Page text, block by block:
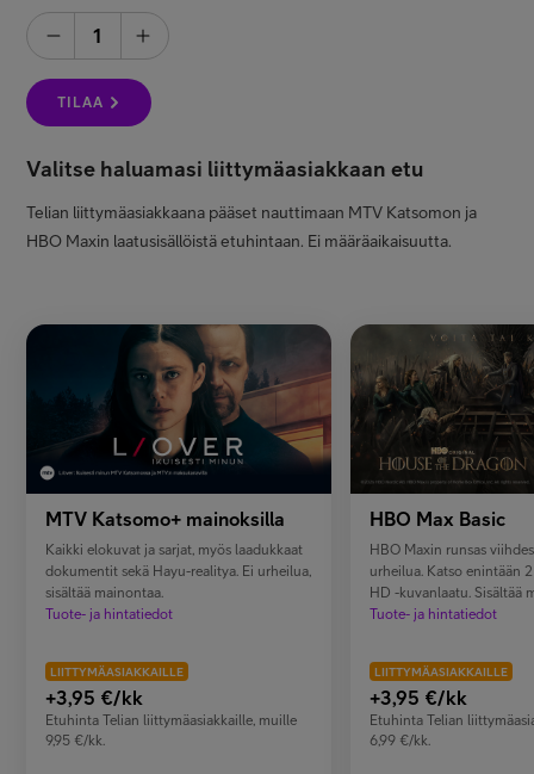
Asiakastuki
FI EN SV
1
TILAA
Valitse haluamasi liittymäasiakkaan etu
Telian liittymäasiakkaana pääset nauttimaan MTV Katsomon ja
HBO Maxin laatusisällöistä etuhintaan. Ei määräaikaisuutta.
MTV Katsomo+ mainoksilla
Kaikki elokuvat ja sarjat, myös laadukkaat
dokumentit sekä Hayu-realitya. Ei urheilua,
sisältää mainontaa.
Tuote- ja hintatiedot
LIITTYMÄASIAKKAILLE
+3,95 €/kk
Etuhinta Telian liittymäasiakkaille, muille
9,95 €/kk.
HBO Max Basic
HBO Maxin runsas
urheilua. Katso enintään
HD -kuvanlaatu. Sisältää
Tuote- ja hintatiedot
LIITTYMÄASIAKKAILLE
+3,95 €/kk
Etuhinta Telian
6,99 €/kk.